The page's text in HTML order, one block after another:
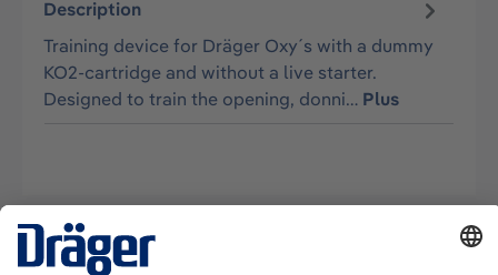
Description
Training device for Dräger Oxy´s with a dummy
KO2-cartridge and without a live starter.
Designed to train the opening, donni… Plus